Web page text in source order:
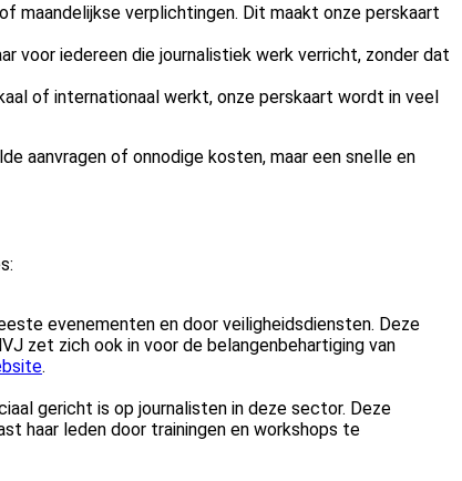
maandelijkse verplichtingen. Dit maakt onze perskaart
voor iedereen die journalistiek werk verricht, zonder dat
of internationaal werkt, onze perskaart wordt in veel
aanvragen of onnodige kosten, maar een snelle en
evenementen en door veiligheidsdiensten. Deze
zet zich ook in voor de belangenbehartiging van
.
gericht is op journalisten in deze sector. Deze
haar leden door trainingen en workshops te